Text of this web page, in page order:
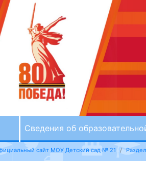
Сведения об
сайт МОУ Детский сад № 21